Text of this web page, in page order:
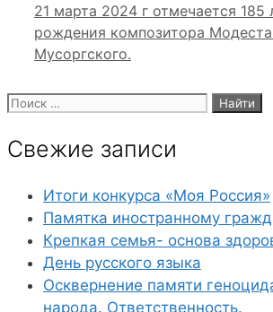
21 марта 2024 г отмечается 185
рождения композитора
Мусоргского.
Поиск:
Свежие записи
Итоги конкурса «Моя Россия»
Памятка иностранному
Крепкая семья- основа
День русского языка
Осквернение памяти
народа. Ответственность.